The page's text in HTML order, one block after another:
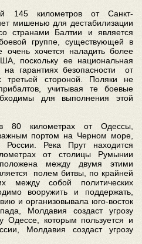
145 километров от Санкт-
мишенью для дестабилизации
странами Балтии и является
группе, существующей в
очень хочется наладить более
поскольку ее национальная
на гарантиях безопасности от
третьей стороной. Поляки не
учитывая те боевые
для выполнения этой
80 километрах от Одессы,
портом на Черном море,
Река Прут находится
от столицы Румынии
между двумя этими
полем битвы, по крайней
между собой политических
вооружить и поддержать,
и организовывала юго-восток
Молдавия создаст угрозу
Одессе, которым пользуется и
Молдавия создаст угрозу